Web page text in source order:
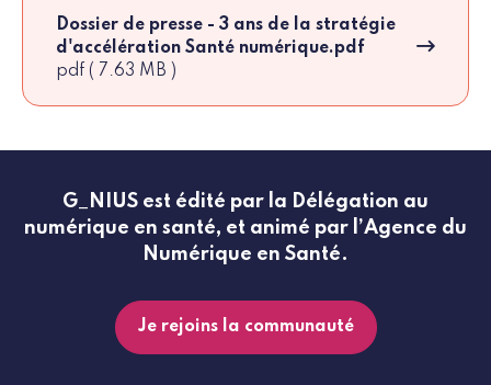
Dossier de presse - 3 ans de la stratégie
d'accélération Santé numérique.pdf
pdf ( 7.63 MB )
G_NIUS est édité par la Délégation au
numérique en santé, et animé par l’Agence du
Numérique en Santé.
Je rejoins la communauté